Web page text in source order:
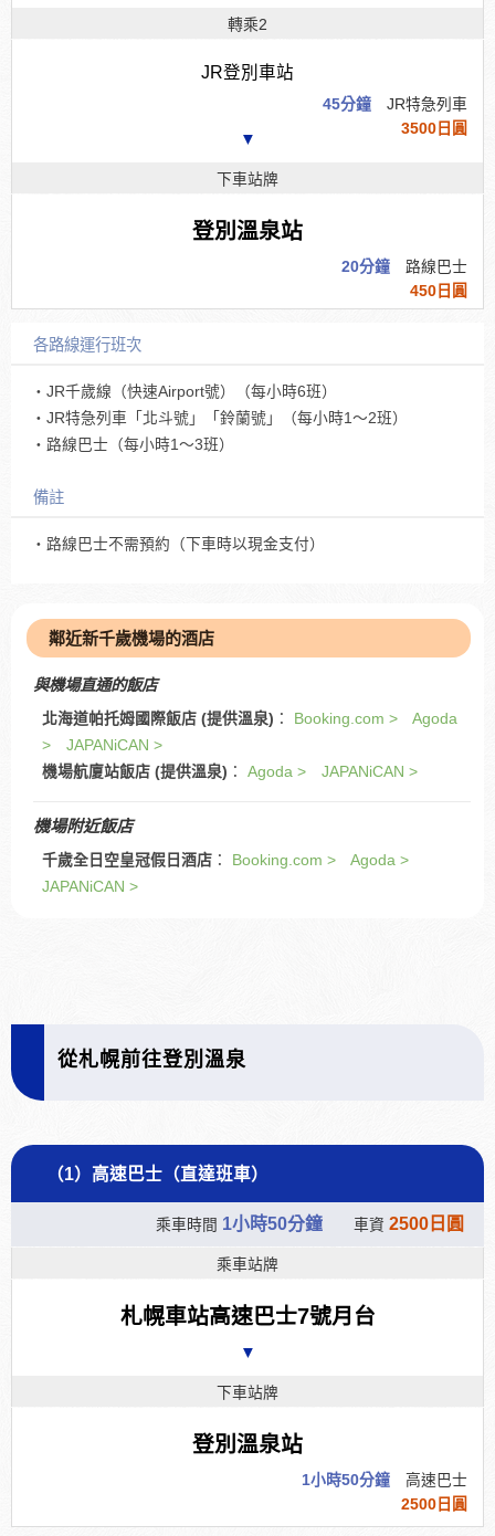
轉乘2
JR登別車站
45分鐘
JR特急列車
3500日圓
▼
下車站牌
登別溫泉站
20分鐘
路線巴士
450日圓
各路線運行班次
・JR千歲線（快速Airport號）（每小時6班）
・JR特急列車「北斗號」「鈴蘭號」（每小時1～2班）
・路線巴士（每小時1～3班）
備註
・路線巴士不需預約（下車時以現金支付）
鄰近新千歲機場的酒店
與機場直通的飯店
北海道帕托姆國際飯店 (提供溫泉) ： Booking.com >
Agoda
>
JAPANiCAN >
機場航廈站飯店 (提供溫泉) ： Agoda > JAPANiCAN >
機場附近飯店
千歲全日空皇冠假日酒店 ： Booking.com >
Agoda >
JAPANiCAN >
從札幌前往登別溫泉
（1）高速巴士（直達班車）
乘車時間 1小時50分鐘 車資 2500日圓
乘車站牌
札幌車站高速巴士7號月台
▼
下車站牌
登別溫泉站
1小時50分鐘
高速巴士
2500日圓